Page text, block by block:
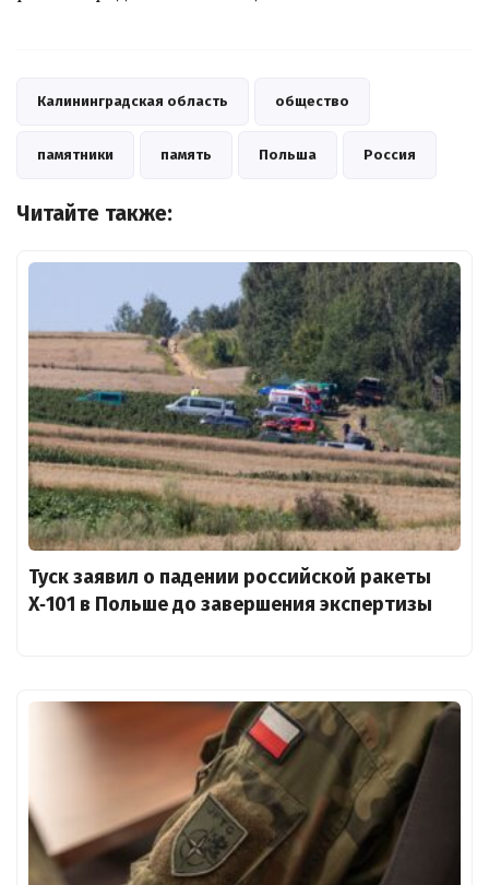
Калининградская область общество
памятники память Польша Россия
Читайте также:
Туск заявил о падении российской ракеты
X‑101 в Польше до завершения экспертизы